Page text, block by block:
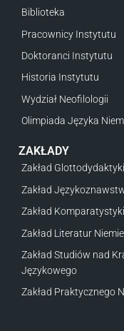
Biblioteka
Pracownicy Instytutu
Doktoranci Instytutu
Historia Instytutu
Wydział Neofilologii
Olimpiada Języka
ZAKŁADY
Zakład Glottodydaktyki
Zakład
Zakład
Zakład Literatur
Zakład Studiów nad
Językowego
Zakład Praktycznego